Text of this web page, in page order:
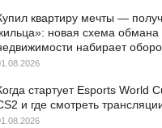
квартиру мечты —
новая схема обмана
набирает
стартует Esports World
и где смотреть